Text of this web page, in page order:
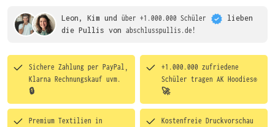
Leon, Kim und über +1.000.000 Schüler
lieben
die Pullis von abschlusspullis.de!
Sichere Zahlung per PayPal,
Klarna Rechnungskauf uvm.
🔒
+1.000.000 zufriedene
Schüler tragen AK Hoodies®
🚀
Premium Textilien in
Kostenfreie Druckvorschau